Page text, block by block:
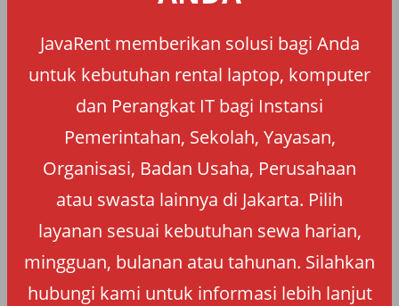
JavaRent memberikan solusi bagi Anda
untuk kebutuhan rental laptop, komputer
dan Perangkat IT bagi Instansi
Pemerintahan, Sekolah, Yayasan,
Organisasi, Badan Usaha, Perusahaan
atau swasta lainnya di Jakarta. Pilih
layanan sesuai kebutuhan sewa harian,
mingguan, bulanan atau tahunan. Silahkan
hubungi kami untuk informasi lebih lanjut